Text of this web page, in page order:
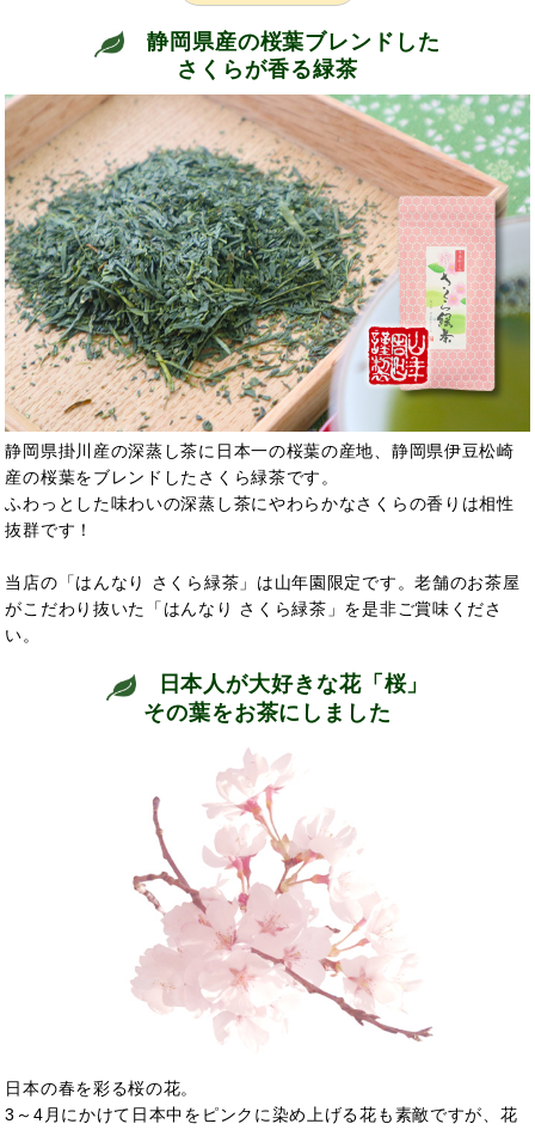
静岡県産の桜葉ブレンドした
さくらが香る緑茶
静岡県掛川産の深蒸し茶に日本一の桜葉の産地、静岡県伊豆松崎
産の桜葉をブレンドしたさくら緑茶です。
ふわっとした味わいの深蒸し茶にやわらかなさくらの香りは相性
抜群です！
当店の「はんなり さくら緑茶」は山年園限定です。老舗のお茶屋
がこだわり抜いた「はんなり さくら緑茶」を是非ご賞味くださ
い。
日本人が大好きな花「桜」
その葉をお茶にしました
日本の春を彩る桜の花。
3～4月にかけて日本中をピンクに染め上げる花も素敵ですが、花